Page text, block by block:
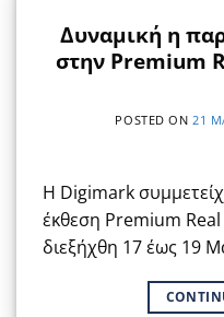
Δυναμική η
στην Premium
POSTED ON21
Η Digimark
έκθεση Premium
διεξήχθη 17 έως 19